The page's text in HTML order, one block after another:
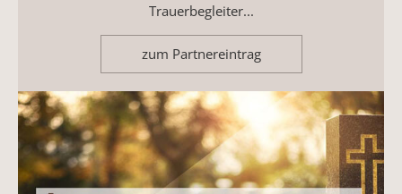
Trauerbegleiter...
zum Partnereintrag